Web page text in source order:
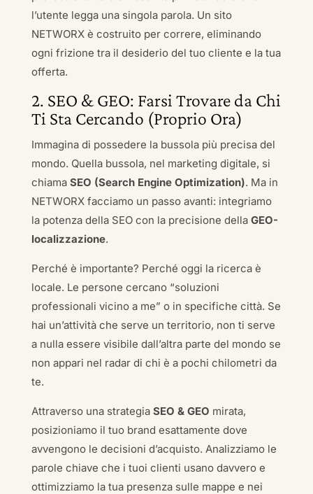
l’utente legga una singola parola. Un sito
NETWORX è costruito per correre, eliminando
ogni frizione tra il desiderio del tuo cliente e la tua
offerta.
2. SEO & GEO: Farsi Trovare da Chi
Ti Sta Cercando (Proprio Ora)
Immagina di possedere la bussola più precisa del
mondo. Quella bussola, nel marketing digitale, si
chiama SEO (Search Engine Optimization). Ma in
NETWORX facciamo un passo avanti: integriamo
la potenza della SEO con la precisione della GEO-
localizzazione.
Perché è importante? Perché oggi la ricerca è
locale. Le persone cercano “soluzioni
professionali vicino a me” o in specifiche città. Se
hai un’attività che serve un territorio, non ti serve
a nulla essere visibile dall’altra parte del mondo se
non appari nel radar di chi è a pochi chilometri da
te.
Attraverso una strategia SEO & GEO mirata,
posizioniamo il tuo brand esattamente dove
avvengono le decisioni d’acquisto. Analizziamo le
parole chiave che i tuoi clienti usano davvero e
ottimizziamo la tua presenza sulle mappe e nei